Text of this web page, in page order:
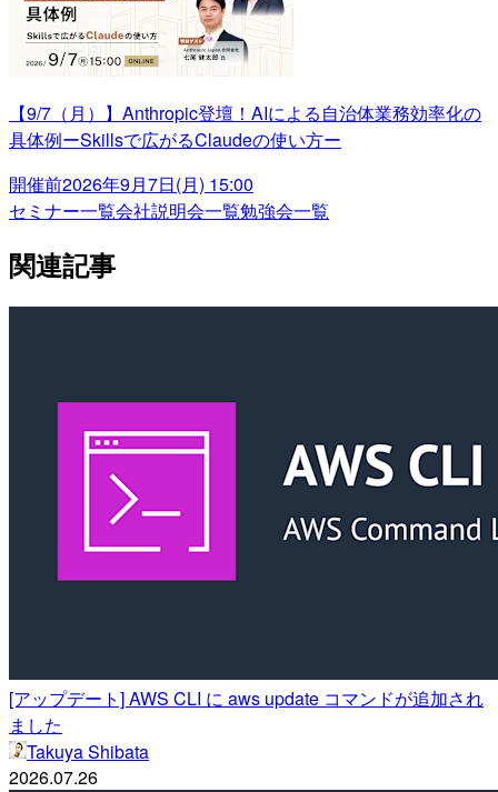
【9/7（月）】Anthropic登壇！AIによる自治体業務効率化の
具体例ーSkillsで広がるClaudeの使い方ー
開催前2026年9月7日(月) 15:00
セミナー一覧会社説明会一覧勉強会一覧
関連記事
[アップデート] AWS CLI に aws update コマンドが追加され
ました
Takuya Shibata
2026.07.26